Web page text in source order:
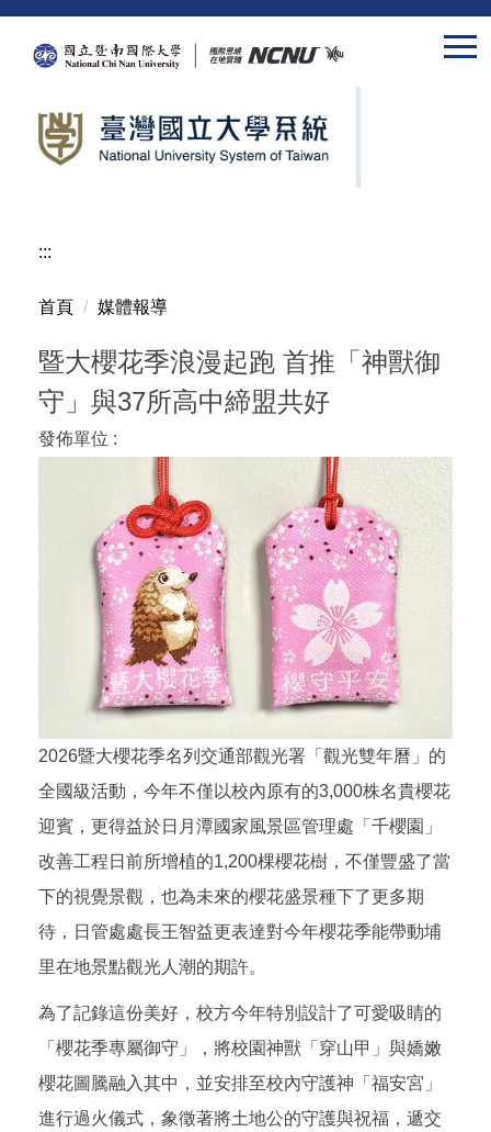
跳
:::
首頁 媒體報導
暨大櫻花季浪漫起跑 首推「神獸御
守」與37所高中締盟共好
發佈單位 :
2026暨大櫻花季名列交通部觀光署「觀光雙年曆」的
全國級活動，今年不僅以校內原有的3,000株名貴櫻花
迎賓，更得益於日月潭國家風景區管理處「千櫻園」
改善工程日前所增植的1,200棵櫻花樹，不僅豐盛了當
下的視覺景觀，也為未來的櫻花盛景種下了更多期
待，日管處處長王智益更表達對今年櫻花季能帶動埔
里在地景點觀光人潮的期許。
為了記錄這份美好，校方今年特別設計了可愛吸睛的
「櫻花季專屬御守」，將校園神獸「穿山甲」與嬌嫩
櫻花圖騰融入其中，並安排至校內守護神「福安宮」
進行過火儀式，象徵著將土地公的守護與祝福，遞交